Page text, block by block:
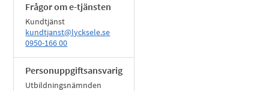
Frågor om e-tjänsten
Kundtjänst
kundtjanst@lycksele.se
0950-166 00
Personuppgiftsansvarig
Utbildningsnämnden